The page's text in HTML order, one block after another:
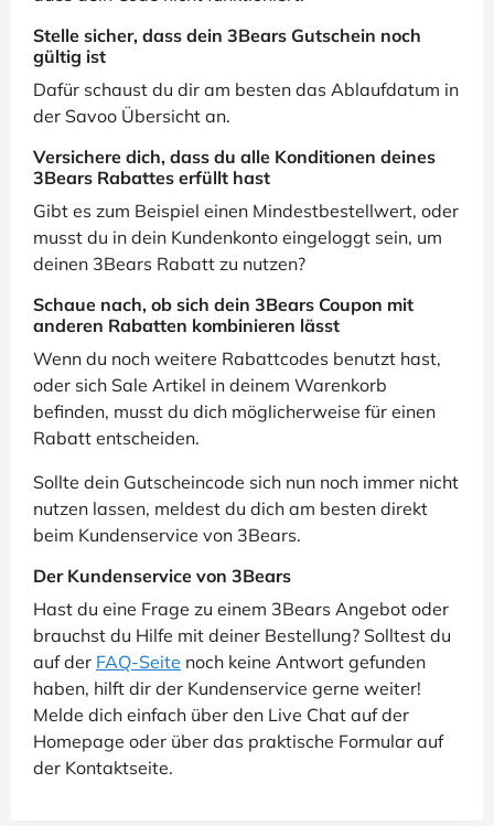
Stelle sicher, dass dein 3Bears Gutschein noch
gültig ist
Dafür schaust du dir am besten das Ablaufdatum in
der Savoo Übersicht an.
Versichere dich, dass du alle Konditionen deines
3Bears Rabattes erfüllt hast
Gibt es zum Beispiel einen Mindestbestellwert, oder
musst du in dein Kundenkonto eingeloggt sein, um
deinen 3Bears Rabatt zu nutzen?
Schaue nach, ob sich dein 3Bears Coupon mit
anderen Rabatten kombinieren lässt
Wenn du noch weitere Rabattcodes benutzt hast,
oder sich Sale Artikel in deinem Warenkorb
befinden, musst du dich möglicherweise für einen
Rabatt entscheiden.
Sollte dein Gutscheincode sich nun noch immer nicht
nutzen lassen, meldest du dich am besten direkt
beim Kundenservice von 3Bears.
Der Kundenservice von 3Bears
Hast du eine Frage zu einem 3Bears Angebot oder
brauchst du Hilfe mit deiner Bestellung? Solltest du
auf der FAQ-Seite noch keine Antwort gefunden
haben, hilft dir der Kundenservice gerne weiter!
Melde dich einfach über den Live Chat auf der
Homepage oder über das praktische Formular auf
der Kontaktseite.